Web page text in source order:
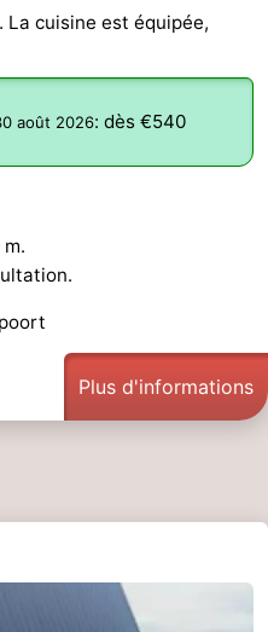
cuisine est équipée,
août 2026: dès €540
Plus d'informations